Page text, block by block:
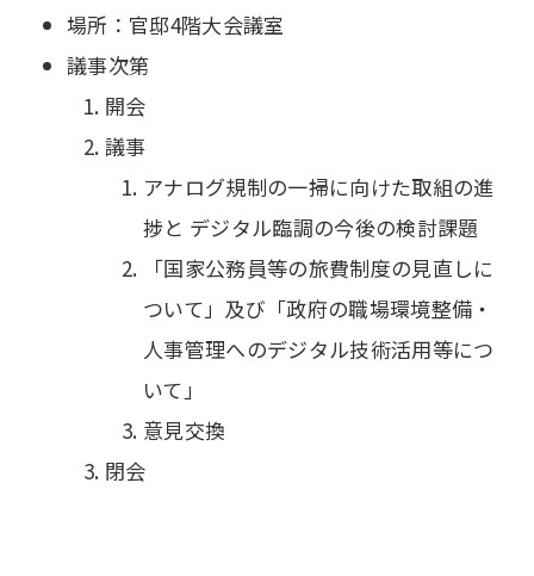
場所：官邸4階大会議室
議事次第
開会
議事
アナログ規制の一掃に向けた取組の進
捗と デジタル臨調の今後の検討課題
「国家公務員等の旅費制度の見直しに
ついて」及び「政府の職場環境整備・
人事管理へのデジタル技術活用等につ
いて」
意見交換
閉会